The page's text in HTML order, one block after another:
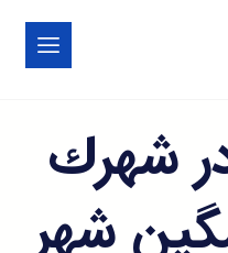
شهرك
شهر